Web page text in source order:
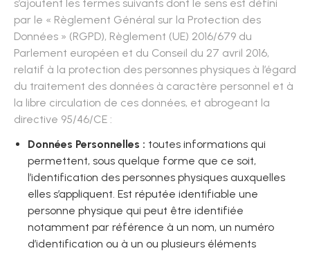
s’ajoutent les termes suivants dont le sens est défini
par le « Règlement Général sur la Protection des
Données » (RGPD), Règlement (UE) 2016/679 du
Parlement européen et du Conseil du 27 avril 2016,
relatif à la protection des personnes physiques à l’égard
du traitement des données à caractère personnel et à
la libre circulation de ces données, et abrogeant la
directive 95/46/CE :
Données Personnelles : toutes informations qui
permettent, sous quelque forme que ce soit,
l’identification des personnes physiques auxquelles
elles s’appliquent. Est réputée identifiable une
personne physique qui peut être identifiée
notamment par référence à un nom, un numéro
d’identification ou à un ou plusieurs éléments